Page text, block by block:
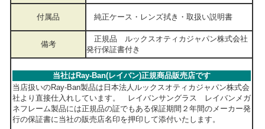
付属品 純正ケース・レンズ拭き・取扱い説明書
備考
正規品 ルックスオティカジャパン株式会社
発行保証書付き
当社はRay-Ban(レイバン)正規商品販売店です
当店扱いのRay-Ban製品は日本法人ルックスオティカジャパン株式会
社より直接仕入れしています。 レイバンサングラス レイバンメガ
ネフレーム製品には正規品の証でもある保証期間２年間のメーカー発
行の保証書に当社の販売店名印を押印して添付いたします。